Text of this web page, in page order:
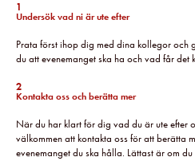
1
Undersök vad ni är ute efter
Prata först ihop dig med dina kollegor och
du att evenemanget ska ha och vad får det
2
Kontakta oss och berätta mer
När du har klart för dig vad du är ute efter
välkommen att kontakta oss för att berätta
evenemanget du ska hålla. Lättast är om